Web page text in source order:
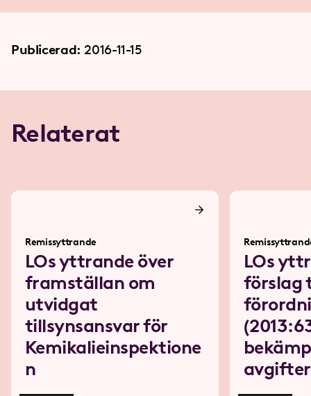
Publicerad: 2016-11-15
Relaterat
Remissyttrande
LOs yttrande över
framställan om
utvidgat
tillsynsansvar för
Kemikalieinspektione
n
LOs
förslag
avgifter